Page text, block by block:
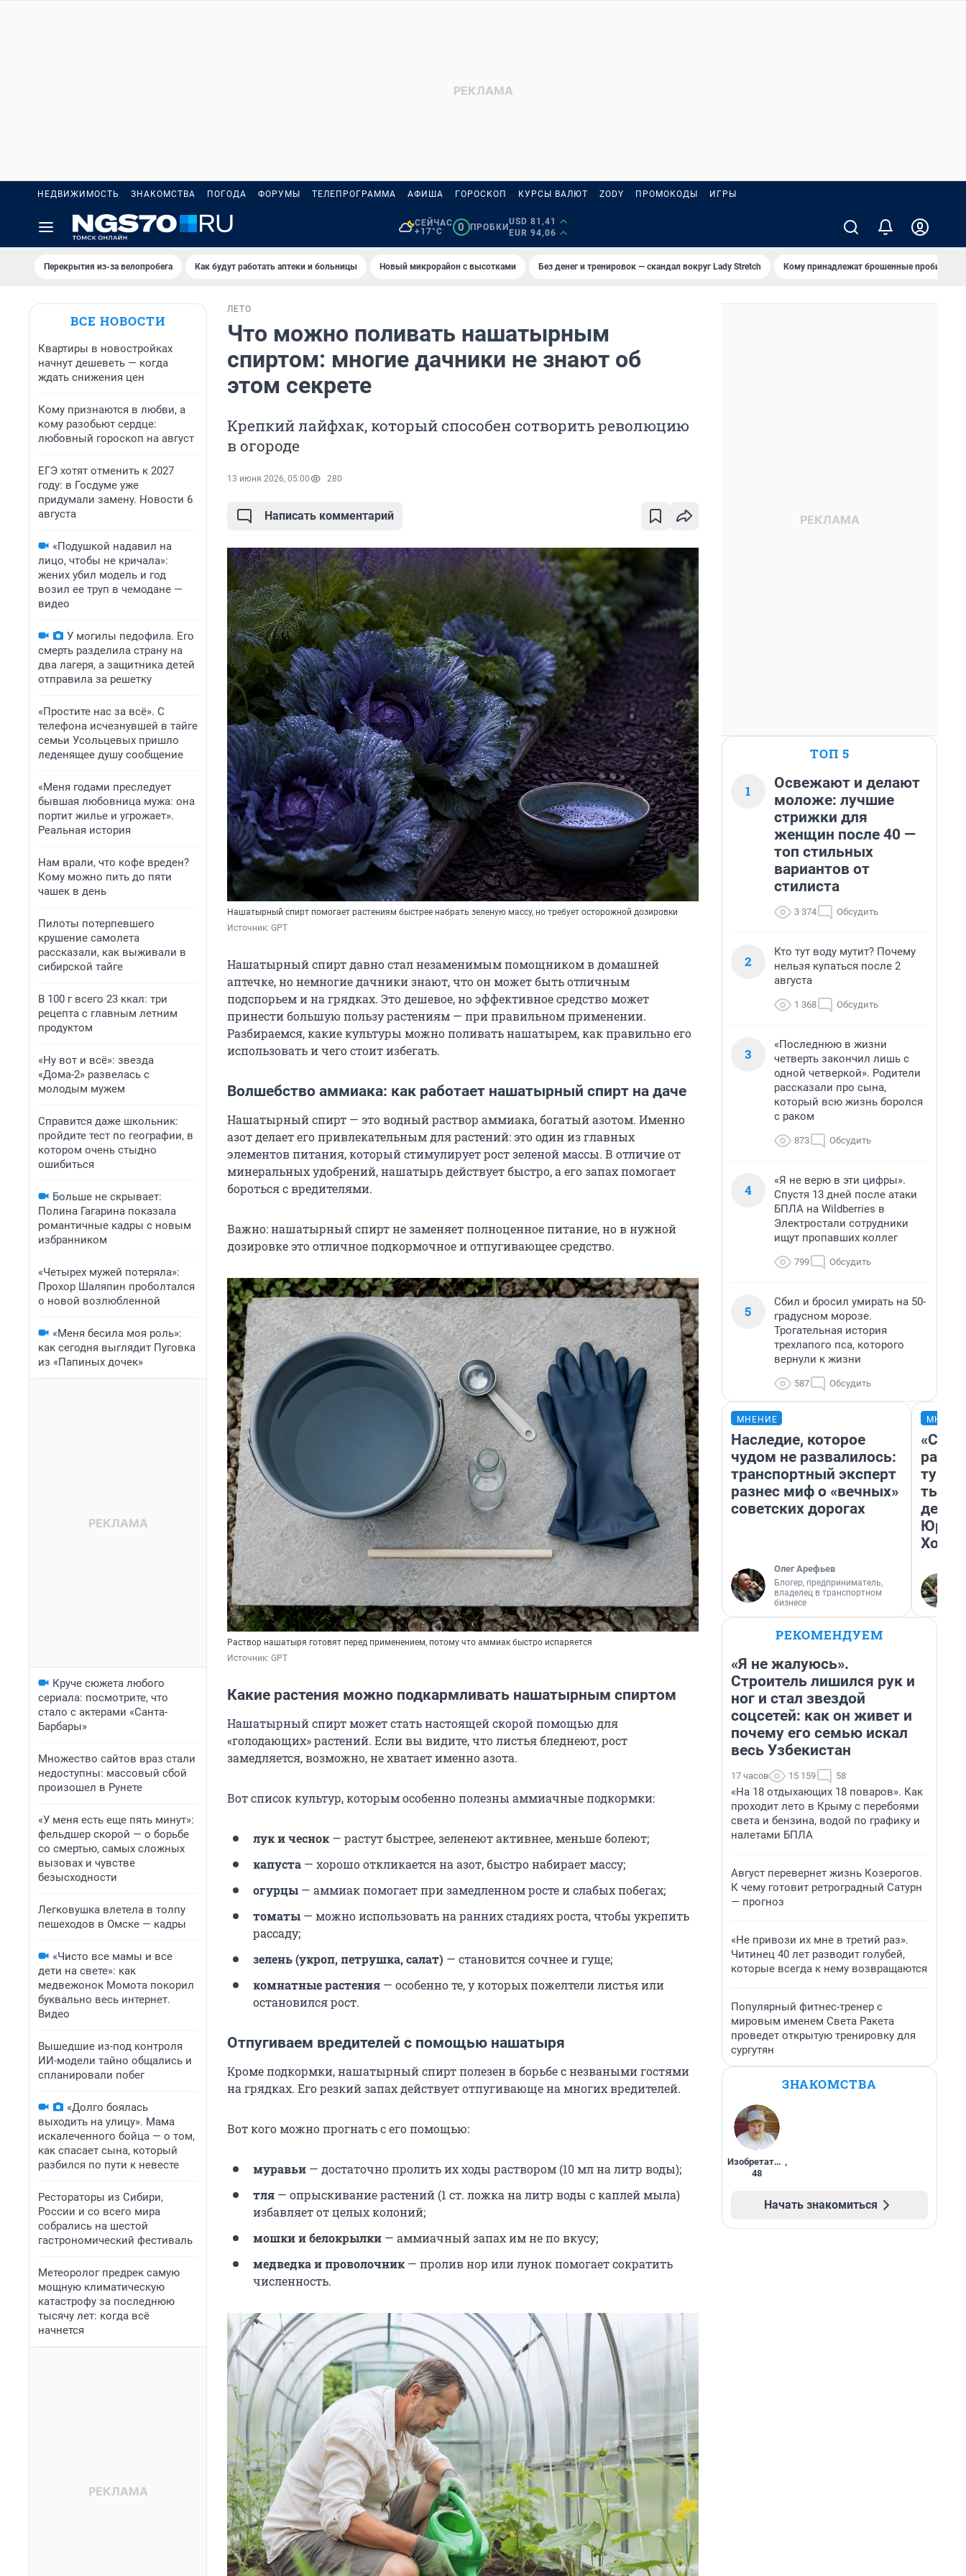
НЕДВИЖИМОСТЬ ЗНАКОМСТВА ПОГОДА ФОРУМЫ ТЕЛЕПРОГРАММА АФИША ГОРОСКОП КУРСЫ ВАЛЮТ ZODY ПРОМОКОДЫ ИГРЫ
СЕЙЧАС
+17°C
0 ПРОБКИ
USD 81,41
EUR 94,06
Перекрытия из-за велопробега Как будут работать аптеки и больницы Новый микрорайон с высотками Без денег и тренировок — скандал вокруг Lady Stretch Кому принадлежат брошенные пробирки?
ВСЕ НОВОСТИ
Квартиры в новостройках
начнут дешеветь — когда
ждать снижения цен
Кому признаются в любви, а
кому разобьют сердце:
любовный гороскоп на август
ЕГЭ хотят отменить к 2027
году: в Госдуме уже
придумали замену. Новости 6
августа
«Подушкой надавил на
лицо, чтобы не кричала»:
жених убил модель и год
возил ее труп в чемодане —
видео
У могилы педофила. Его
смерть разделила страну на
два лагеря, а защитника детей
отправила за решетку
«Простите нас за всё». С
телефона исчезнувшей в тайге
семьи Усольцевых пришло
леденящее душу сообщение
«Меня годами преследует
бывшая любовница мужа: она
портит жилье и угрожает».
Реальная история
Нам врали, что кофе вреден?
Кому можно пить до пяти
чашек в день
Пилоты потерпевшего
крушение самолета
рассказали, как выживали в
сибирской тайге
В 100 г всего 23 ккал: три
рецепта с главным летним
продуктом
«Ну вот и всё»: звезда
«Дома-2» развелась с
молодым мужем
Справится даже школьник:
пройдите тест по географии, в
котором очень стыдно
ошибиться
Больше не скрывает:
Полина Гагарина показала
романтичные кадры с новым
избранником
«Четырех мужей потеряла»:
Прохор Шаляпин проболтался
о новой возлюбленной
«Меня бесила моя роль»:
как сегодня выглядит Пуговка
из «Папиных дочек»
Круче сюжета любого
сериала: посмотрите, что
стало с актерами «Санта-
Барбары»
Множество сайтов враз стали
недоступны: массовый сбой
произошел в Рунете
«У меня есть еще пять минут»:
фельдшер скорой — о борьбе
со смертью, самых сложных
вызовах и чувстве
безысходности
Легковушка влетела в толпу
пешеходов в Омске — кадры
«Чисто все мамы и все
дети на свете»: как
медвежонок Момота покорил
буквально весь интернет.
Видео
Вышедшие из-под контроля
ИИ-модели тайно общались и
спланировали побег
«Долго боялась
выходить на улицу». Мама
искалеченного бойца — о том,
как спасает сына, который
разбился по пути к невесте
Рестораторы из Сибири,
России и со всего мира
собрались на шестой
гастрономический фестиваль
Метеоролог предрек самую
мощную климатическую
катастрофу за последнюю
тысячу лет: когда всё
начнется
ЛЕТО
Что можно поливать нашатырным
спиртом: многие дачники не знают об
этом секрете
Крепкий лайфхак, который способен сотворить революцию
в огороде
13 июня 2026, 05:00 280
Написать комментарий
Нашатырный спирт помогает растениям быстрее набрать зеленую массу, но требует осторожной дозировки
Источник: GPT
Нашатырный спирт давно стал незаменимым помощником в домашней
аптечке, но немногие дачники знают, что он может быть отличным
подспорьем и на грядках. Это дешевое, но эффективное средство может
принести большую пользу растениям — при правильном применении.
Разбираемся, какие культуры можно поливать нашатырем, как правильно его
использовать и чего стоит избегать.
Волшебство аммиака: как работает нашатырный спирт на даче
Нашатырный спирт — это водный раствор аммиака, богатый азотом. Именно
азот делает его привлекательным для растений: это один из главных
элементов питания, который стимулирует рост зеленой массы. В отличие от
минеральных удобрений, нашатырь действует быстро, а его запах помогает
бороться с вредителями.
Важно: нашатырный спирт не заменяет полноценное питание, но в нужной
дозировке это отличное подкормочное и отпугивающее средство.
Раствор нашатыря готовят перед применением, потому что аммиак быстро испаряется
Источник: GPT
Какие растения можно подкармливать нашатырным спиртом
Нашатырный спирт может стать настоящей скорой помощью для
«голодающих» растений. Если вы видите, что листья бледнеют, рост
замедляется, возможно, не хватает именно азота.
Вот список культур, которым особенно полезны аммиачные подкормки:
лук и чеснок — растут быстрее, зеленеют активнее, меньше болеют;
капуста — хорошо откликается на азот, быстро набирает массу;
огурцы — аммиак помогает при замедленном росте и слабых побегах;
томаты — можно использовать на ранних стадиях роста, чтобы укрепить
рассаду;
зелень (укроп, петрушка, салат) — становится сочнее и гуще;
комнатные растения — особенно те, у которых пожелтели листья или
остановился рост.
Отпугиваем вредителей с помощью нашатыря
Кроме подкормки, нашатырный спирт полезен в борьбе с незваными гостями
на грядках. Его резкий запах действует отпугивающе на многих вредителей.
Вот кого можно прогнать с его помощью:
муравьи — достаточно пролить их ходы раствором (10 млна литр воды);
тля — опрыскивание растений (1 ст. ложка на литр воды с каплей мыла)
избавляет от целых колоний;
мошки и белокрылки — аммиачный запах им не по вкусу;
медведка и проволочник — пролив нор или лунок помогает сократить
численность.
ТОП 5
1
Освежают и делают
моложе: лучшие
стрижки для
женщин после 40 —
топ стильных
вариантов от
стилиста
3 374 Обсудить
2
Кто тут воду мутит? Почему
нельзя купаться после 2
августа
1 368 Обсудить
3
«Последнюю в жизни
четверть закончил лишь с
одной четверкой». Родители
рассказали про сына,
который всю жизнь боролся
с раком
873 Обсудить
4
«Я не верю в эти цифры».
Спустя 13 дней после атаки
БПЛА на Wildberries в
Электростали сотрудники
ищут пропавших коллег
799 Обсудить
5
Сбил и бросил умирать на 50-
градусном морозе.
Трогательная история
трехлапого пса, которого
вернули к жизни
587 Обсудить
МНЕНИЕ
Наследие, которое
чудом не развалилось:
транспортный эксперт
разнес миф о «вечных»
советских дорогах
Олег Арефьев
Блогер, предприниматель,
владелец в транспортном
бизнесе
день
РЕКОМЕНДУЕМ
«Я не жалуюсь».
Строитель лишился рук и
ног и стал звездой
соцсетей: как он живет и
почему его семью искал
весь Узбекистан
17 часов 15 159 58
«На 18 отдыхающих 18 поваров». Как
проходит лето в Крыму с перебоями
света и бензина, водой по графику и
налетами БПЛА
Август перевернет жизнь Козерогов.
К чему готовит ретроградный Сатурн
— прогноз
«Не привози их мне в третий раз».
Читинец 40 лет разводит голубей,
которые всегда к нему возвращаются
Популярный фитнес-тренер с
мировым именем Света Ракета
проведет открытую тренировку для
сургутян
ЗНАКОМСТВА
Изобретатель ,
48
Начать знакомиться